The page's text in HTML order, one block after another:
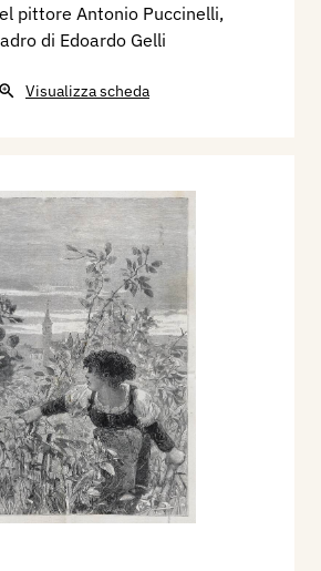
pittore Antonio Puccinelli,
di Edoardo Gelli
Visualizza scheda